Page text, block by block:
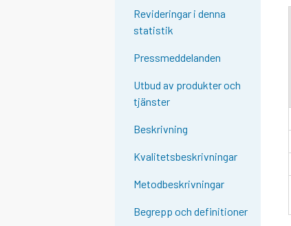
Revideringar i denna
statistik
Pressmeddelanden
Utbud av produkter och
tjänster
Beskrivning
Kvalitetsbeskrivningar
Metodbeskrivningar
Begrepp och definitioner